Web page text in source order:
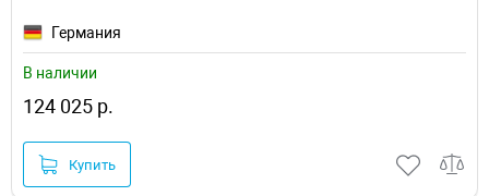
Германия
В наличии
124 025 р.
Купить